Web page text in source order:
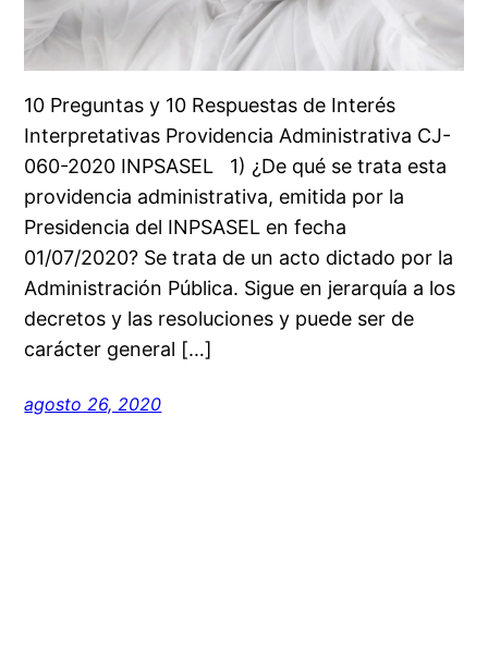
10 Preguntas y 10 Respuestas de Interés
Interpretativas Providencia Administrativa CJ-
060-2020 INPSASEL 1) ¿De qué se trata esta
providencia administrativa, emitida por la
Presidencia del INPSASEL en fecha
01/07/2020? Se trata de un acto dictado por la
Administración Pública. Sigue en jerarquía a los
decretos y las resoluciones y puede ser de
carácter general […]
agosto 26, 2020